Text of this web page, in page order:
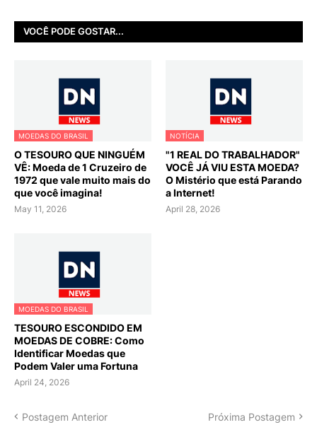
VOCÊ PODE GOSTAR...
MOEDAS DO BRASIL
O TESOURO QUE NINGUÉM
VÊ: Moeda de 1 Cruzeiro de
1972 que vale muito mais do
que você imagina!
May 11, 2026
NOTÍCIA
"1 REAL DO TRABALHADOR"
VOCÊ JÁ VIU ESTA MOEDA?
O Mistério que está Parando
a Internet!
April 28, 2026
MOEDAS DO BRASIL
TESOURO ESCONDIDO EM
MOEDAS DE COBRE: Como
Identificar Moedas que
Podem Valer uma Fortuna
April 24, 2026
Postagem Anterior Próxima Postagem